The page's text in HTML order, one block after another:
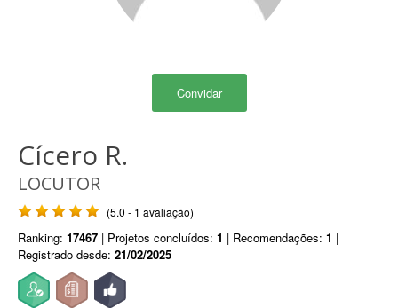
Convidar
Cícero R.
LOCUTOR
(5.0 - 1 avaliação)
Ranking: 17467 | Projetos concluídos: 1 | Recomendações: 1 |
Registrado desde: 21/02/2025